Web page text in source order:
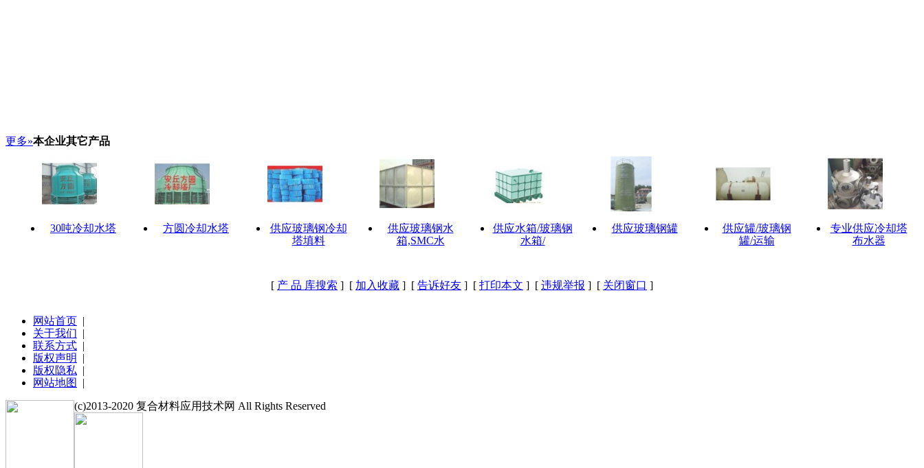
更多»本企业其它产品
30吨冷却水塔 方圆冷却水塔
供应玻璃钢冷却
塔填料
供应玻璃钢水
箱,SMC水
供应水箱/玻璃钢
水箱/
供应玻璃钢罐
供应罐/玻璃钢
罐/运输
专业供应冷却塔
布水器
[ 产 品 库搜索 ] [ 加入收藏 ] [ 告诉好友 ] [ 打印本文 ] [ 违规举报 ] [ 关闭窗口 ]
网站首页 |
关于我们 |
联系方式 |
版权声明
|
版权隐私 |
网站地图
|
(c)2013-2020 复合材料应用技术网 All Rights Reserved